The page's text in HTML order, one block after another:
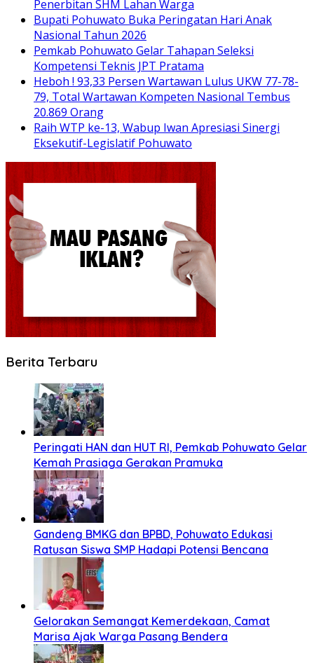
Penerbitan SHM Lahan Warga
Bupati Pohuwato Buka Peringatan Hari Anak
Nasional Tahun 2026
Pemkab Pohuwato Gelar Tahapan Seleksi
Kompetensi Teknis JPT Pratama
Heboh ! 93,33 Persen Wartawan Lulus UKW 77-78-
79, Total Wartawan Kompeten Nasional Tembus
20.869 Orang
Raih WTP ke-13, Wabup Iwan Apresiasi Sinergi
Eksekutif-Legislatif Pohuwato
Berita Terbaru
Peringati HAN dan HUT RI, Pemkab Pohuwato Gelar
Kemah Prasiaga Gerakan Pramuka
Gandeng BMKG dan BPBD, Pohuwato Edukasi
Ratusan Siswa SMP Hadapi Potensi Bencana
Gelorakan Semangat Kemerdekaan, Camat
Marisa Ajak Warga Pasang Bendera